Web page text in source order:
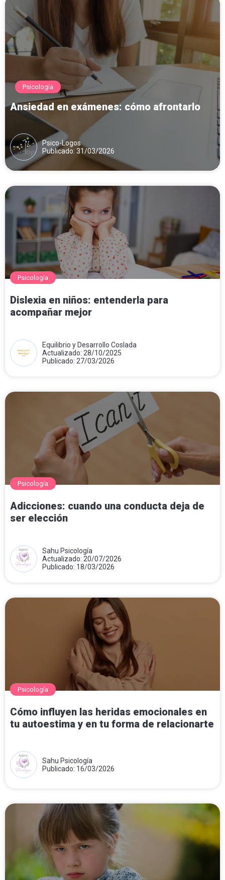
Psicología
Ansiedad en exámenes: cómo afrontarlo
Psico-Logos
Publicado: 31/03/2026
Psicología
Dislexia en niños: entenderla para
acompañar mejor
Equilibrio y Desarrollo Coslada
Actualizado: 28/10/2025
Publicado: 27/03/2026
Psicología
Adicciones: cuando una conducta deja de
ser elección
Sahu Psicología
Actualizado: 20/07/2026
Publicado: 18/03/2026
Psicología
Cómo influyen las heridas emocionales en
tu autoestima y en tu forma de relacionarte
Sahu Psicología
Publicado: 16/03/2026